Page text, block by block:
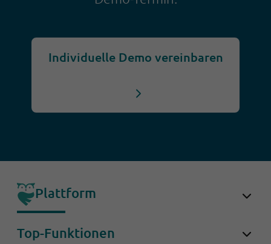
Individuelle Demo vereinbaren
Plattform
OwlForce
Top-Funktionen